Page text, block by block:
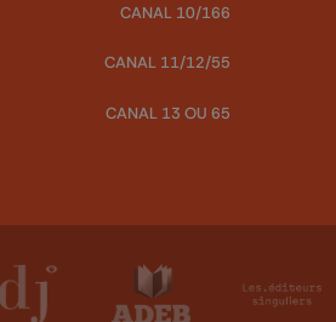
CANAL 10/166
CANAL 11/12/55
CANAL 13 OU 65